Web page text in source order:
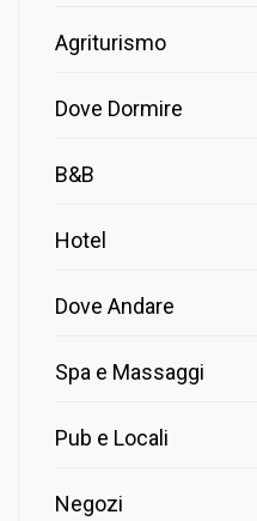
Agriturismo
Dove Dormire
B&B
Hotel
Dove Andare
Spa e Massaggi
Pub e Locali
Negozi